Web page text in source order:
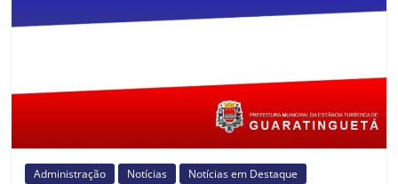
Estância
Administração Notícias Notícias em Destaque